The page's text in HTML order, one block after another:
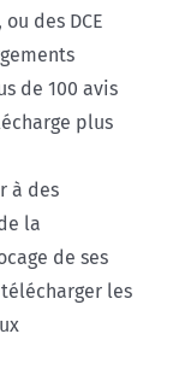
des DCE
de 100 avis
plus
à des
la
de ses
les